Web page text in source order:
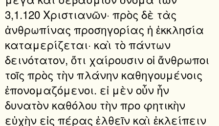
3,1.120 Χριστιανῶν· πρὸς δὲ τὰς
ἀνθρωπίνας προσηγορίας ἡ ἐκκλησία
καταμερίζεται· καὶ τὸ πάντων
δεινότατον, ὅτι χαίρουσιν οἱ ἄνθρωποι
τοῖς πρὸς τὴν πλάνην καθηγουμένοις
ἐπονομαζόμενοι. εἰ μὲν οὖν ἦν
δυνατὸν καθόλου τὴν προ φητικὴν
εὐχὴν εἰς πέρας ἐλθεῖν καὶ ἐκλείπειν